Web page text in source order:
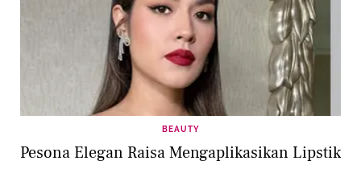
BEAUTY
Pesona Elegan Raisa Mengaplikasikan Lipstik